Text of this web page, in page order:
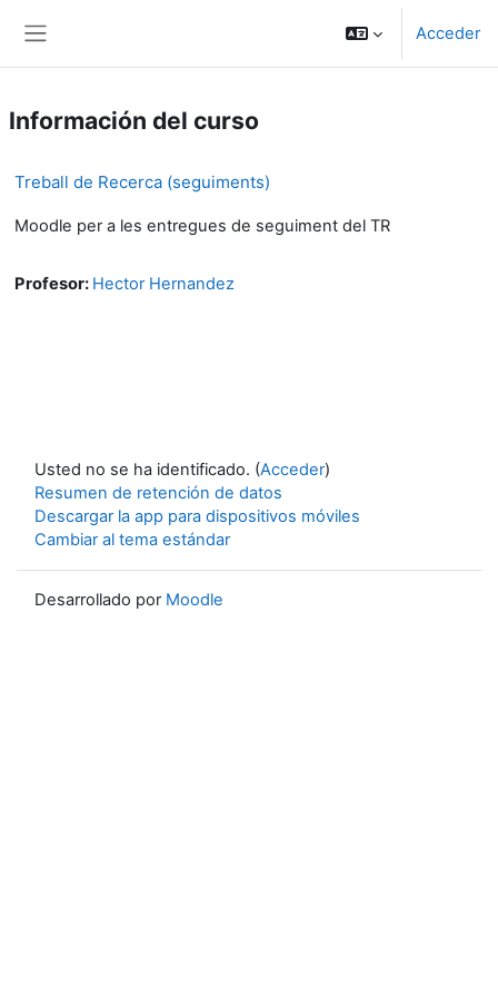
Acceder
Información del curso
Treball de Recerca (seguiments)
Moodle per a les entregues de seguiment del TR
Profesor: Hector Hernandez
Usted no se ha identificado. (Acceder)
Resumen de retención de datos
Descargar la app para dispositivos móviles
Cambiar al tema estándar
Desarrollado por Moodle